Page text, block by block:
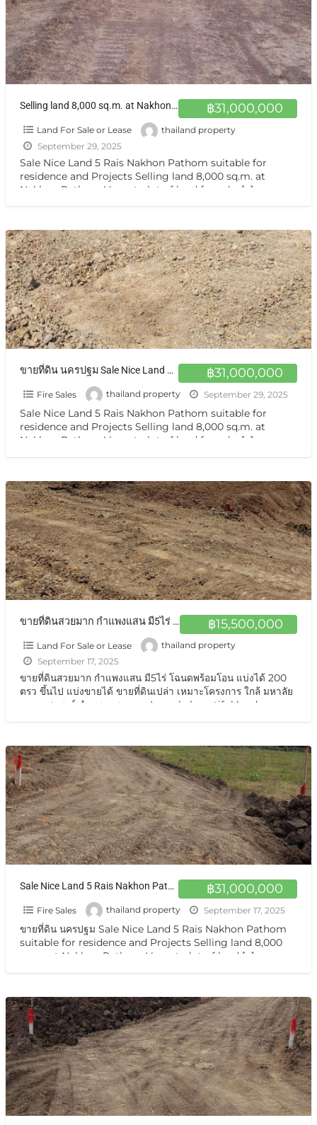
฿31,000,000
Selling land 8,000 sq.m. at Nakhon Pathom ที่ดินถมแล้ว แปลงสวยมาก ทำเลดีใกล้ มหาวิทยาลัยเกษตรศาสตร์ นครปฐม แบ่งขายได้
Land For Sale or Lease
thailand property
September 29, 2025
Sale Nice Land 5 Rais Nakhon Pathom suitable for
residence and Projects Selling land 8,000 sq.m. at
Nakhon Pathom Vacant plot of land for sale, […]
฿31,000,000
ขายที่ดิน นครปฐม Sale Nice Land 5 Rais Nakhon Pathom suitable for residence and Projects Selling land 8,000 sq.m. at Nakhon Pathom
Fire Sales thailand property September 29, 2025
Sale Nice Land 5 Rais Nakhon Pathom suitable for
residence and Projects Selling land 8,000 sq.m. at
Nakhon Pathom Vacant plot of land for sale, […]
฿15,500,000
ขายที่ดินสวยมาก กำแพงแสน มี5ไร่ โฉนดพร้อมโอน แบ่งได้ 200 ตรว ขึ้นไป แบ่งขายได้
Land For Sale or Lease
thailand property
September 17, 2025
ขายที่ดินสวยมาก กำแพงแสน มี5ไร่ โฉนดพร้อมโอน แบ่งได้ 200
ตรว ขึ้นไป แบ่งขายได้ ขายที่ดินเปล่า เหมาะโครงการ ใกล้ มหาลัย
เกษตรศาสตร์ กำแพงแสน นครปฐม sale beautiful land
฿31,000,000
Sale Nice Land 5 Rais Nakhon Pathom suitable for residence and Projects Selling land 8,000 sq.m. at Nakhon Pathom
Fire Sales thailand property September 17, 2025
ขายที่ดิน นครปฐม Sale Nice Land 5 Rais Nakhon Pathom
suitable for residence and Projects Selling land 8,000
sq.m. at Nakhon Pathom Vacant plot of land […]